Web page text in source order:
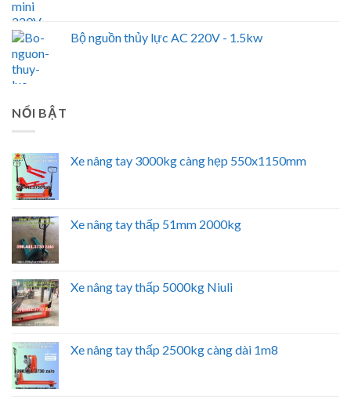
Bộ nguồn thủy lực AC 220V - 1.5kw
NỔI BẬT
Xe nâng tay 3000kg càng hẹp 550x1150mm
Xe nâng tay thấp 51mm 2000kg
Xe nâng tay thấp 5000kg Niuli
Xe nâng tay thấp 2500kg càng dài 1m8